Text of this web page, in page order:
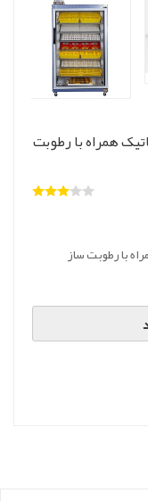
تمام اتوماتیک همراه با رطوبت
همراه با رطوبت ساز